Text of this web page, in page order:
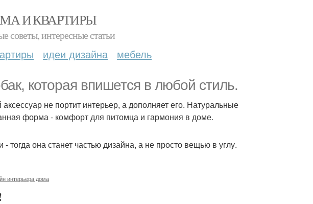
И КВАРТИРЫ
советы, интересные статьи
идеи дизайна мебель
которая впишется в любой стиль.
не портит интерьер, а дополняет его. Натуральные
форма - комфорт для питомца и гармония в доме.
тогда она станет частью дизайна, а не просто вещью в углу.
интерьера дома